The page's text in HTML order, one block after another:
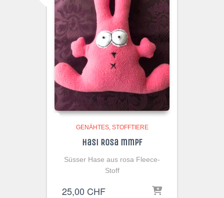
GENÄHTES STOFFTIERE
Hasi Rosa mmpf
Süsser Hase aus rosa Fleece-
Stoff
25,00 CHF